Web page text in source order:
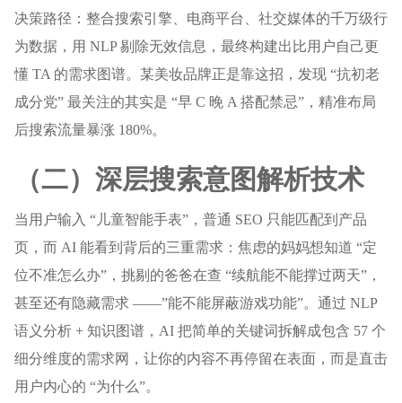
决策路径：整合搜索引擎、电商平台、社交媒体的千万级行
为数据，用 NLP 剔除无效信息，最终构建出比用户自己更
懂 TA 的需求图谱。某美妆品牌正是靠这招，发现 “抗初老
成分党” 最关注的其实是 “早 C 晚 A 搭配禁忌”，精准布局
后搜索流量暴涨 180%。
（二）深层搜索意图解析技术
当用户输入 “儿童智能手表”，普通 SEO 只能匹配到产品
页，而 AI 能看到背后的三重需求：焦虑的妈妈想知道 “定
位不准怎么办”，挑剔的爸爸在查 “续航能不能撑过两天”，
甚至还有隐藏需求 ——”能不能屏蔽游戏功能”。通过 NLP
语义分析 + 知识图谱，AI 把简单的关键词拆解成包含 57 个
细分维度的需求网，让你的内容不再停留在表面，而是直击
用户内心的 “为什么”。